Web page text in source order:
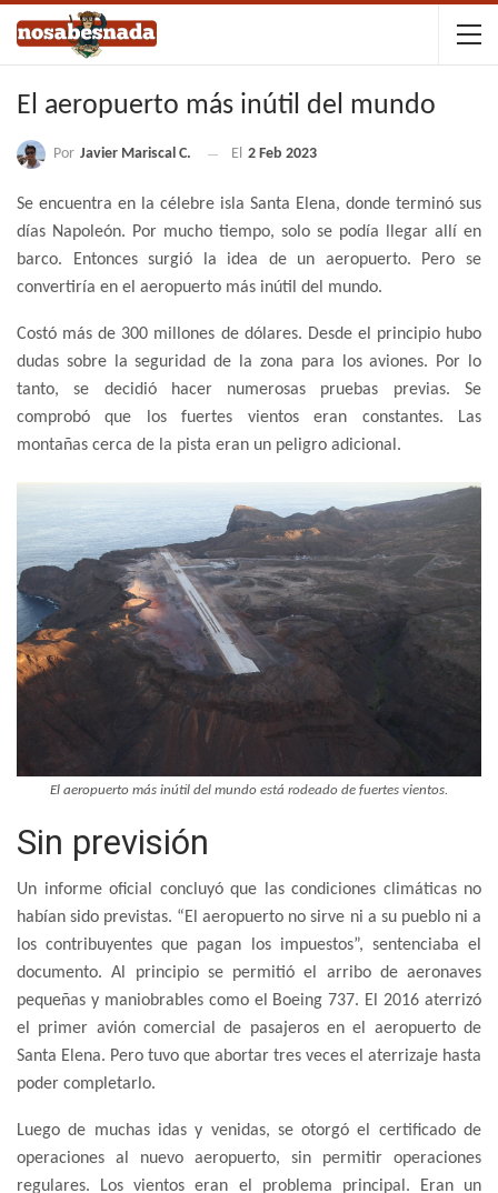
El aeropuerto más inútil del mundo
Por Javier Mariscal C. El 2 Feb 2023
Se encuentra en la célebre isla Santa Elena, donde terminó sus
días Napoleón. Por mucho tiempo, solo se podía llegar allí en
barco. Entonces surgió la idea de un aeropuerto. Pero se
convertiría en el aeropuerto más inútil del mundo.
Costó más de 300 millones de dólares. Desde el principio hubo
dudas sobre la seguridad de la zona para los aviones. Por lo
tanto, se decidió hacer numerosas pruebas previas. Se
comprobó que los fuertes vientos eran constantes. Las
montañas cerca de la pista eran un peligro adicional.
El aeropuerto más inútil del mundo está rodeado de fuertes vientos.
Sin previsión
Un informe oficial concluyó que las condiciones climáticas no
habían sido previstas. “El aeropuerto no sirve ni a su pueblo ni a
los contribuyentes que pagan los impuestos”, sentenciaba el
documento. Al principio se permitió el arribo de aeronaves
pequeñas y maniobrables como el Boeing 737. El 2016 aterrizó
el primer avión comercial de pasajeros en el aeropuerto de
Santa Elena. Pero tuvo que abortar tres veces el aterrizaje hasta
poder completarlo.
Luego de muchas idas y venidas, se otorgó el certificado de
operaciones al nuevo aeropuerto, sin permitir operaciones
regulares. Los vientos eran el problema principal. Eran un